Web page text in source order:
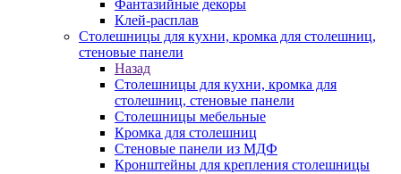
Фантазийные декоры
Клей-расплав
Столешницы для кухни, кромка для столешниц,
стеновые панели
Назад
Столешницы для кухни, кромка для
столешниц, стеновые панели
Столешницы мебельные
Кромка для столешниц
Стеновые панели из МДФ
Кронштейны для крепления столешницы